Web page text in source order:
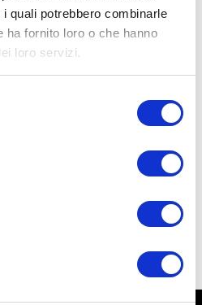
quali potrebbero combinarle
ha fornito loro o che hanno
loro servizi.